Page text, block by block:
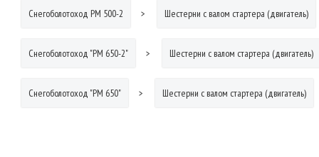
Снегоболотоход РМ 500-2 Шестерни с валом стартера (двигатель)
Снегоболотоход "РМ 650-2" Шестерни с валом стартера (двигатель)
Снегоболотоход "РМ 650" Шестерни с валом стартера (двигатель)